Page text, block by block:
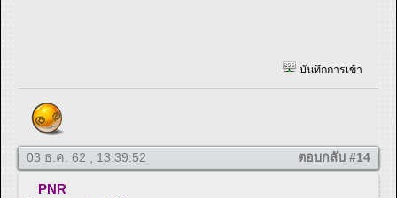
บันทึกการเข้า
03 ธ.ค. 62 , 13:39:52 ตอบกลับ #14
PNR